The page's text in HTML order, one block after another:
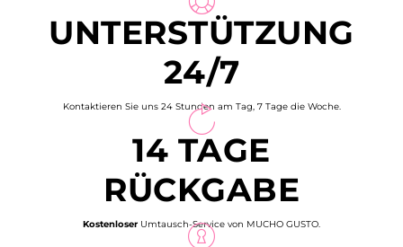
UNTERSTÜTZUNG
24/7
Kontaktieren Sie uns 24 Stunden am Tag, 7 Tage die Woche.
14 TAGE
RÜCKGABE
Kostenloser Umtausch-Service von MUCHO GUSTO.